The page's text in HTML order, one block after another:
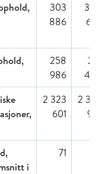
303
886
258
986
2 323
601
2
i
71